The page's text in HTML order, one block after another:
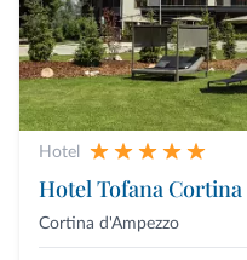
Hotel
Hotel Tofana Cortina
Cortina d'Ampezzo